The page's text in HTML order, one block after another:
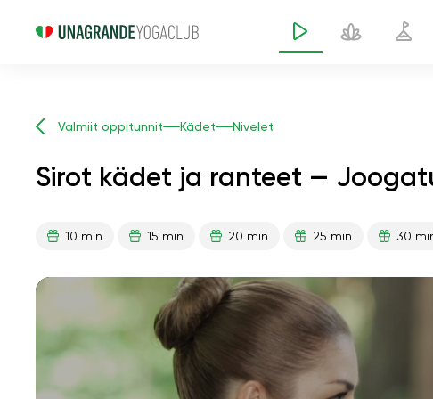
Valmiit oppitunnit Kädet Nivelet
Sirot kädet ja ranteet —
10 min 15 min 20 min 25 min 30